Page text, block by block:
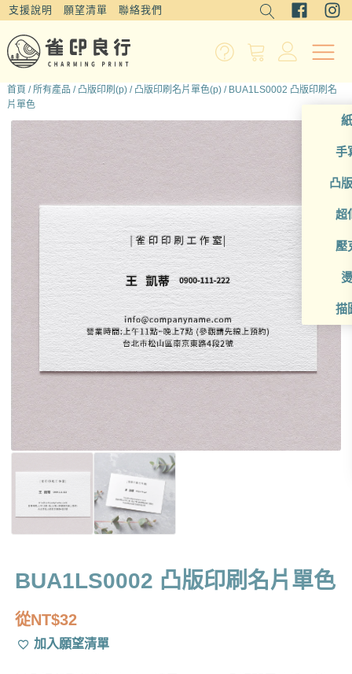
支援說明 願望清單 聯絡我們
手
凸
超
壓
描
首頁 /所有產品 / 凸版印刷(p)/ 凸版印刷名片單色(p)/ BUA1LS0002 凸版印刷名
片單色
BUA1LS0002 凸版印刷名片單色
從NT$32
加入願望清單